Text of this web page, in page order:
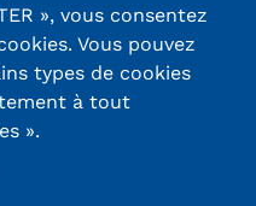
mathématique
exemple, pour 1 + 3,
», vous consentez
Vous pouvez
types de cookies
à tout
».